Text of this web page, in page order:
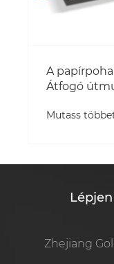
A
Átfogó
Mutass
Zhejiang